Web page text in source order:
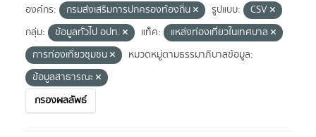
องค์กร: กรมส่งเสริมการปกครองท้องถิ่น รูปแบบ:
CSV
กลุ่ม:
ข้อมูลทั่วไป อปท. แท็ค:
แหล่งท่องเที่ยวในเทศบาล
การท่องเที่ยวชุมชน
หมวดหมู่ตามธรรมาภิบาลข้อมูล:
ข้อมูลสาธารณะ
กรองผลลัพธ์